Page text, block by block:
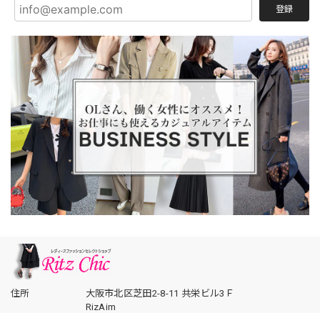
登録
住所
大阪市北区芝田2-8-11 共栄ビル3Ｆ
RizAim